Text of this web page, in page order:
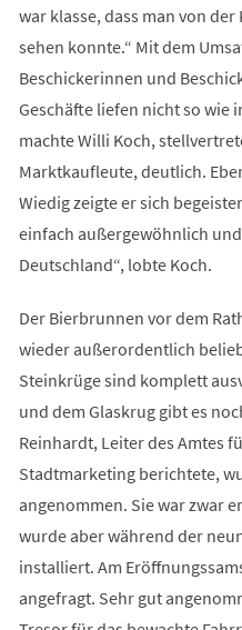
war klasse, dass man von
sehen konnte.“ Mit dem
Beschickerinnen und
Geschäfte liefen nicht so wie
machte Willi Koch,
Marktkaufleute, deutlich.
Wiedig zeigte er sich
einfach außergewöhnlich
Deutschland“, lobte Koch.
Der Bierbrunnen vor dem
wieder außerordentlich
Steinkrüge sind komplett
und dem Glaskrug gibt es
Reinhardt, Leiter des Amtes
Stadtmarketing berichtete,
angenommen. Sie war zwar
wurde aber während der
installiert. Am
angefragt. Sehr gut